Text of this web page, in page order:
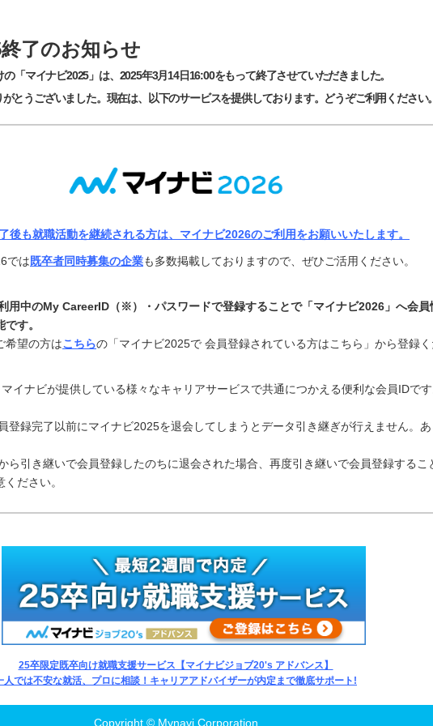
了のお知らせ
「マイナビ2025」は、2025年3月14日16:00をもって終了させていただきました。
とうございました。現在は、以下のサービスを提供しております。どうぞご利用ください。
後も就職活動を継続される方は、マイナビ2026のご利用をお願いいたします。
では既卒者同時募集の企業も多数掲載しておりますので、ぜひご活用ください。
用中のMy CareerID（※）・パスワードで登録することで「マイナビ2026」へ会員
す。
希望の方はこちらの「マイナビ2025で 会員登録されている方はこちら」から登録く
イナビが提供している様々なキャリアサービスで共通につかえる便利な会員IDです
登録完了以前にマイナビ2025を退会してしまうとデータ引き継ぎが行えません。
ら引き継いで会員登録したのちに退会された場合、再度引き継いで会員登録するこ
ださい。
25卒限定既卒向け就職支援サービス【マイナビジョブ20's アドバンス】
人では不安な就活、プロに相談！キャリアアドバイザーが内定まで徹底サポート!
Copyright © Mynavi Corporation